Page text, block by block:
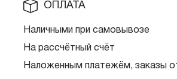
ОПЛАТА
Наличными при самовывозе
На рассчётный счёт
Наложенным платежём, заказы